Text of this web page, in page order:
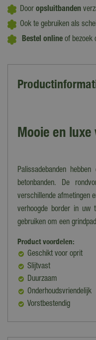
Door opsluitbanden
Ook te gebruiken als
Bestel online of bezoek
Mooie en
Palissadebanden
betonbanden. De
verschillende afmetingen
verhoogde border in uw
gebruiken om een
Product voordelen:
Geschikt voor oprit
Slijtvast
Duurzaam
Onderhoudsvriendelijk
Vorstbestendig